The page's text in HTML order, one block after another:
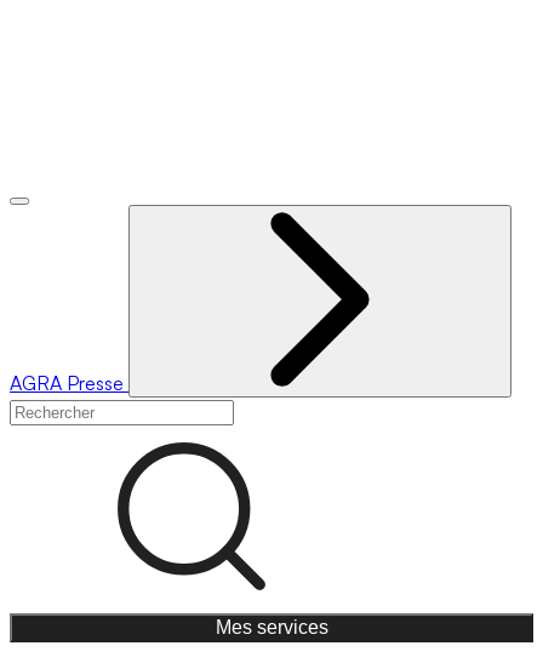
AGRA Presse
Mes services